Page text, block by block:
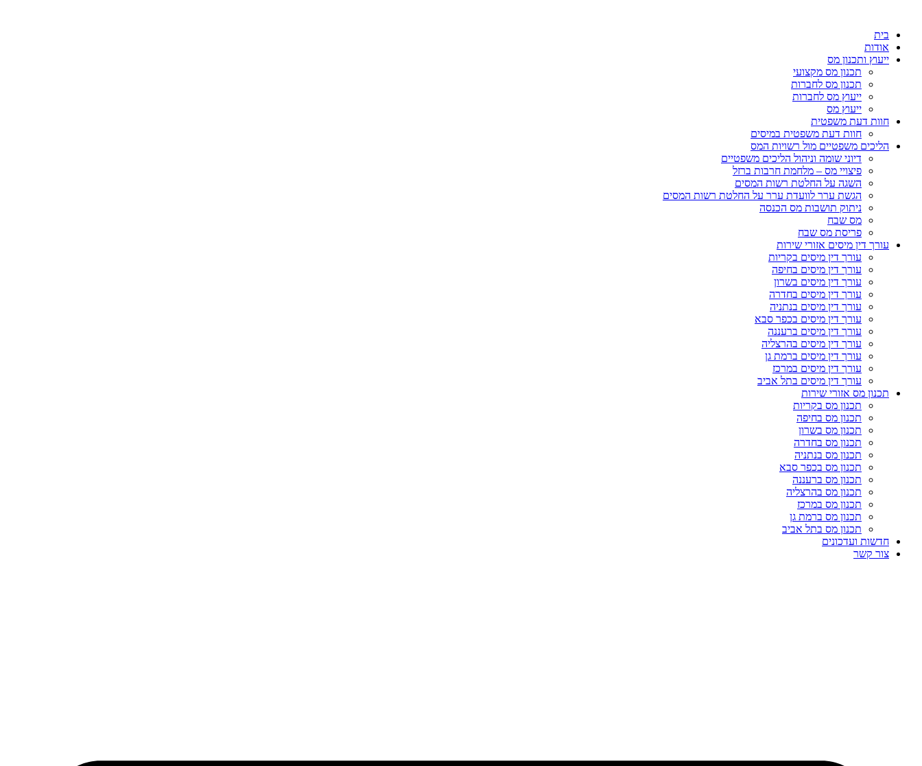
בית
אודות
ייעוץ ותכנון מס
תכנון מס מקצועי
תכנון מס לחברות
ייעוץ מס לחברות
ייעוץ מס
חוות דעת משפטית
חוות דעת משפטית במיסים
הליכים משפטיים מול רשויות המס
דיוני שומה וניהול הליכים משפטיים
פיצויי מס – מלחמת חרבות ברזל
השגה על החלטת רשות המסים
הגשת ערר לוועדת ערר על החלטת רשות המסים
ניתוק תושבות מס הכנסה
מס שבח
פריסת מס שבח
עורך דין מיסים אזורי שירות
עורך דין מיסים בקריות
עורך דין מיסים בחיפה
עורך דין מיסים בשרון
עורך דין מיסים בחדרה
עורך דין מיסים בנתניה
עורך דין מיסים בכפר סבא
עורך דין מיסים ברעננה
עורך דין מיסים בהרצליה
עורך דין מיסים ברמת גן
עורך דין מיסים במרכז
עורך דין מיסים בתל אביב
תכנון מס אזורי שירות
תכנון מס בקריות
תכנון מס בחיפה
תכנון מס בשרון
תכנון מס בחדרה
תכנון מס בנתניה
תכנון מס בכפר סבא
תכנון מס ברעננה
תכנון מס בהרצליה
תכנון מס במרכז
תכנון מס ברמת גן
תכנון מס בתל אביב
חדשות ועדכונים
צור קשר